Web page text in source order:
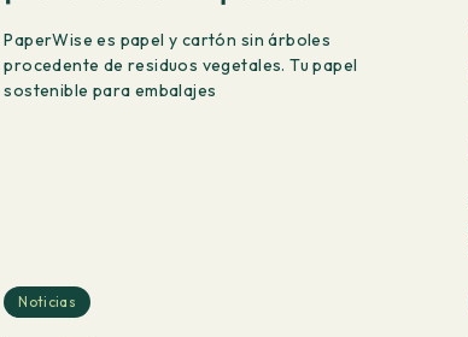
PaperWise es papel y cartón sin árboles
procedente de residuos vegetales. Tu papel
sostenible para embalajes
Noticias